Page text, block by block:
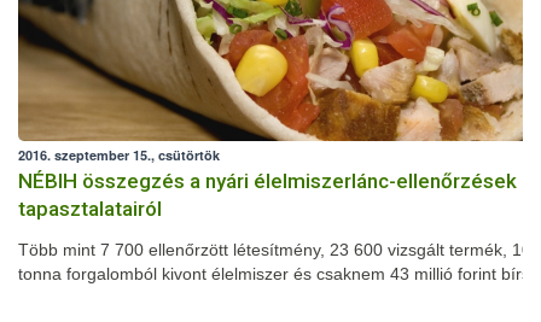
2016. szeptember 15., csütörtök
NÉBIH összegzés a nyári élelmiszerlánc-ellenőrzések
tapasztalatairól
Több mint 7 700 ellenőrzött létesítmény, 23 600 vizsgált termék, 102
tonna forgalomból kivont élelmiszer és csaknem 43 millió forint